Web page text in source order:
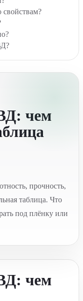
чем
прочность,
таблица. Что
под плёнку или
чем